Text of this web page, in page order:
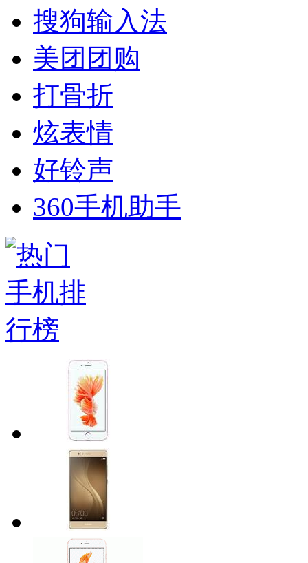
搜狗输入法
美团团购
打骨折
炫表情
好铃声
360手机助手